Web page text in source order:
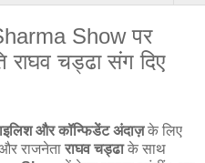
Show पर
राघव चड्ढा संग दिए
और कॉन्फिडेंट अंदाज़के लिए
राजनेताराघव चड्ढाके साथ